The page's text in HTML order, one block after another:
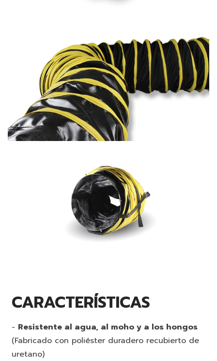
CARACTERÍSTICAS
- Resistente al agua, al moho y a los hongos
(Fabricado con poliéster duradero recubierto de
uretano)